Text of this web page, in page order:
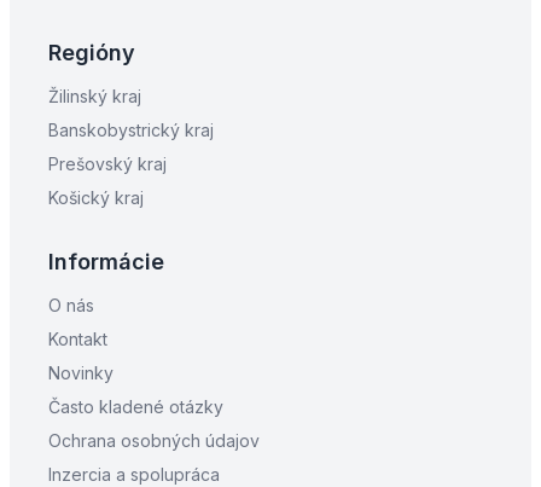
Regióny
Žilinský kraj
Banskobystrický kraj
Prešovský kraj
Košický kraj
Informácie
O nás
Kontakt
Novinky
Často kladené otázky
Ochrana osobných údajov
Inzercia a spolupráca